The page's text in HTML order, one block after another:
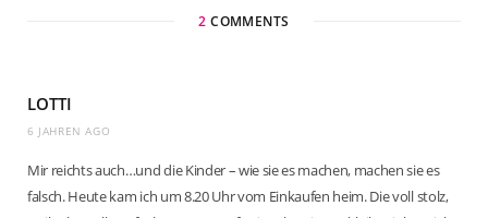
2 COMMENTS
LOTTI
6 JAHREN AGO
Mir reichts auch…und die Kinder – wie sie es machen, machen sie es
falsch. Heute kam ich um 8.20 Uhr vom Einkaufen heim. Die voll stolz,